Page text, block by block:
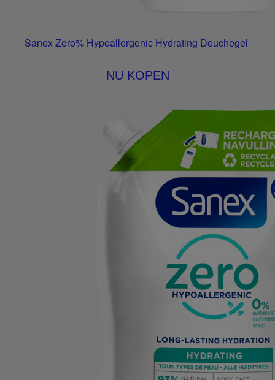
Sanex Zero% Hypoallergenic Hydrating Douchegel
NU KOPEN